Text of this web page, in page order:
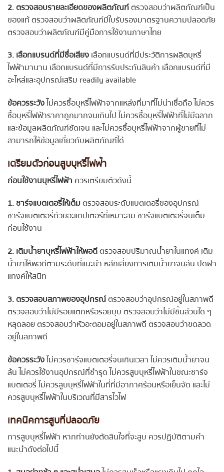
2. ตรวจสอบรายละเอียดของผลิตภัณฑ์ตรวจสอบว่าผลิตภัณฑ์เป็น
ของแท้ ตรวจสอบว่าผลิตภัณฑ์มีใบรับรองมาตรฐานความปลอดภัย
ตรวจสอบว่าผลิตภัณฑ์มีคู่มือการใช้งานภาษาไทย
3. เลือกแบรนด์ที่มีชื่อเสียงเลือกแบรนด์ที่มีประวัติการผลิตบุหรี่
ไฟฟ้ามานาน เลือกแบรนด์ที่มีการรับประกันสินค้า เลือกแบรนด์ที่มี
อะไหล่และอุปกรณ์เสริม readily available
ข้อควรระวังไม่ควรซื้อบุหรี่ไฟฟ้าจากแหล่งที่มาที่ไม่น่าเชื่อถือ ไม่ควร
ซื้อบุหรี่ไฟฟ้าราคาถูกมากจนเกินไป ไม่ควรซื้อบุหรี่ไฟฟ้าที่ไม่มีฉลาก
และข้อมูลผลิตภัณฑ์ชัดเจน และไม่ควรซื้อบุหรี่ไฟฟ้าจากผู้ขายที่ไม่
สามารถให้ข้อมูลเกี่ยวกับผลิตภัณฑ์ได้
เตรียมตัวก่อนสูบบุหรี่ไฟฟ้า
ก่อนใช้งานบุหรี่ไฟฟ้า ควรเตรียมตัวดังนี้
1. ชาร์จแบตเตอรี่ให้เต็มตรวจสอบระดับแบตเตอรี่ของอุปกรณ์
ชาร์จแบตเตอรี่ด้วยอะแดปเตอร์ที่เหมาะสม ชาร์จแบตเตอรี่จนเต็ม
ก่อนใช้งาน
2. เติมน้ำยาบุหรี่ไฟฟ้าให้พอดีตรวจสอบปริมาณน้ำยาในแทงค์ เติม
น้ำยาให้พอดีตามระดับที่แนะนำ หลีกเลี่ยงการเติมน้ำยาจนล้น ปิดฝา
แทงค์ให้สนิท
3. ตรวจสอบสภาพของอุปกรณ์ตรวจสอบว่าอุปกรณ์อยู่ในสภาพดี
ตรวจสอบว่าไม่มีรอยแตกหรือรอยบุบ ตรวจสอบว่าไม่มีชิ้นส่วนใด ๆ
หลุดลอย ตรวจสอบว่าหัวอะตอมอยู่ในสภาพดี ตรวจสอบว่าขดลวด
อยู่ในสภาพดี
ข้อควรระวังไม่ควรชาร์จแบตเตอรี่จนเกินเวลา ไม่ควรเติมน้ำยาจน
ล้น ไม่ควรใช้งานอุปกรณ์ที่ชำรุด ไม่ควรสูบบุหรี่ไฟฟ้าในขณะชาร์จ
แบตเตอรี่ ไม่ควรสูบบุหรี่ไฟฟ้าในที่ที่มีอากาศร้อนหรือเย็นจัด และไม่
ควรสูบบุหรี่ไฟฟ้าในบริเวณที่มีสารไวไฟ
เทคนิคการสูบที่ปลอดภัย
การสูบบุหรี่ไฟฟ้า หากท่านยังตัดสินใจที่จะสูบ ควรปฏิบัติตามคำ
แนะนำดังต่อไปนี้